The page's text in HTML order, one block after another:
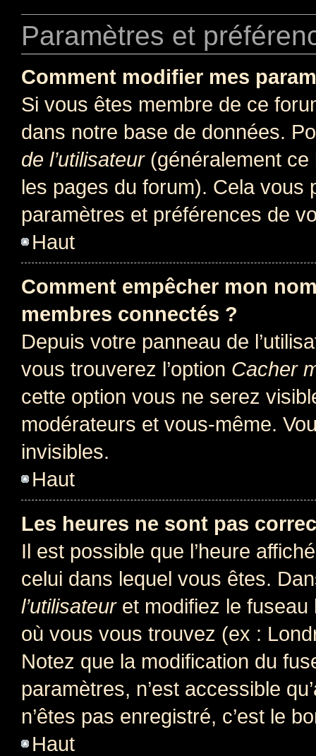
Paramètres et
Comment modifier mes
Si vous êtes membre de ce
dans notre base de données.
de l’utilisateur(généralement ce
les pages du forum). Cela vous
paramètres et préférences de
Haut
Comment empêcher mon
membres connectés ?
Depuis votre panneau de
vous trouverez l’option Cacher
cette option vous ne serez
modérateurs et vous-même.
invisibles.
Haut
Les heures ne sont pas
Il est possible que l’heure
celui dans lequel vous êtes.
l’utilisateuret modifiez le fuseau
où vous vous trouvez (ex :
Notez que la modification du
paramètres, n’est accessible
n’êtes pas enregistré, c’est le
Haut